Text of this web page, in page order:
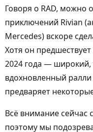
Говоря о RAD, можно
приключений Rivian
Mercedes) вскоре
Хотя он
2024 года — широкий,
вдохновленный
предваряет
Всё внимание сейчас
поэтому мы